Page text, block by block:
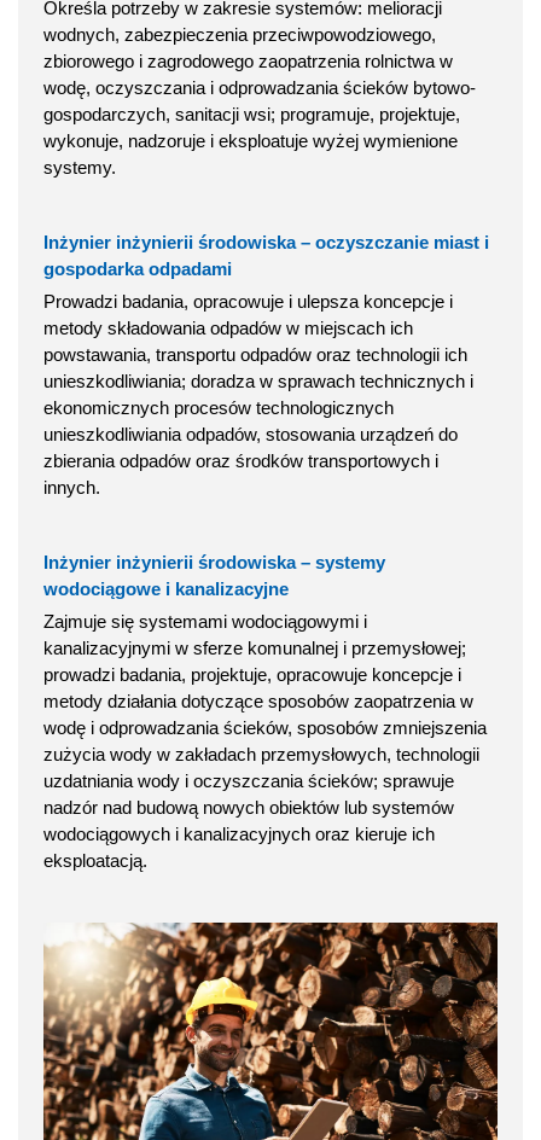
Określa potrzeby w zakresie systemów: melioracji
wodnych, zabezpieczenia przeciwpowodziowego,
zbiorowego i zagrodowego zaopatrzenia rolnictwa w
wodę, oczyszczania i odprowadzania ścieków bytowo-
gospodarczych, sanitacji wsi; programuje, projektuje,
wykonuje, nadzoruje i eksploatuje wyżej wymienione
systemy.
Inżynier inżynierii środowiska – oczyszczanie miast i
gospodarka odpadami
Prowadzi badania, opracowuje i ulepsza koncepcje i
metody składowania odpadów w miejscach ich
powstawania, transportu odpadów oraz technologii ich
unieszkodliwiania; doradza w sprawach technicznych i
ekonomicznych procesów technologicznych
unieszkodliwiania odpadów, stosowania urządzeń do
zbierania odpadów oraz środków transportowych i
innych.
Inżynier inżynierii środowiska – systemy
wodociągowe i kanalizacyjne
Zajmuje się systemami wodociągowymi i
kanalizacyjnymi w sferze komunalnej i przemysłowej;
prowadzi badania, projektuje, opracowuje koncepcje i
metody działania dotyczące sposobów zaopatrzenia w
wodę i odprowadzania ścieków, sposobów zmniejszenia
zużycia wody w zakładach przemysłowych, technologii
uzdatniania wody i oczyszczania ścieków; sprawuje
nadzór nad budową nowych obiektów lub systemów
wodociągowych i kanalizacyjnych oraz kieruje ich
eksploatacją.